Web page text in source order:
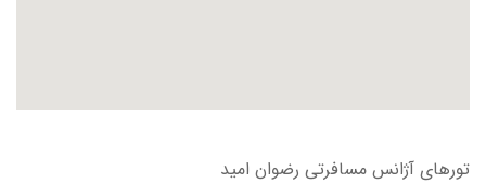
تورهای آژانس مسافرتی رضوان اميد